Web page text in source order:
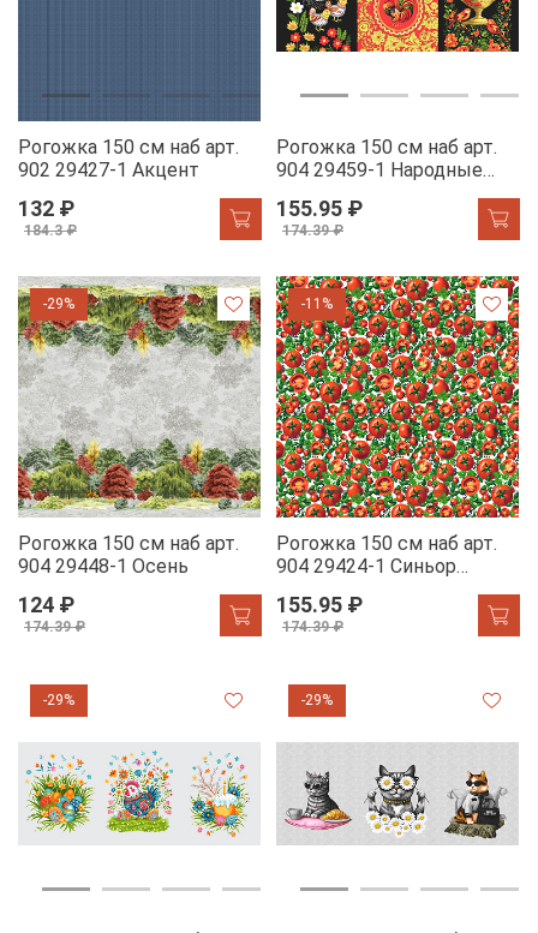
Рогожка 150 см наб арт.
902 29427-1 Акцент
132 ₽
184.3 ₽
Рогожка 150 см наб арт.
904 29459-1 Народные
155.95 ₽
174.39 ₽
-29%
Рогожка 150 см наб арт.
904 29448-1 Осень
124 ₽
174.39 ₽
-11%
Рогожка 150 см наб арт.
904 29424-1 Синьор
155.95 ₽
174.39 ₽
-29% -29%